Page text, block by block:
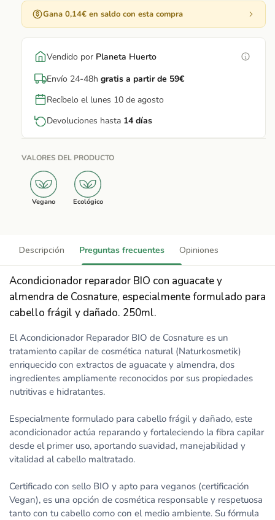
Gana 0,14€ en saldo con esta compra
Vendido por Planeta Huerto
Envío 24-48h gratis a partir de 59€
Recíbelo el lunes 10 de agosto
Devoluciones hasta 14 días
VALORES DEL PRODUCTO
Vegano Ecológico
Descripción Preguntas frecuentes Opiniones
Acondicionador reparador BIO con aguacate y
almendra de Cosnature, especialmente formulado para
cabello frágil y dañado. 250ml.
El Acondicionador Reparador BIO de Cosnature es un
tratamiento capilar de cosmética natural (Naturkosmetik)
enriquecido con extractos de aguacate y almendra, dos
ingredientes ampliamente reconocidos por sus propiedades
nutritivas e hidratantes.
Especialmente formulado para cabello frágil y dañado, este
acondicionador actúa reparando y fortaleciendo la fibra capilar
desde el primer uso, aportando suavidad, manejabilidad y
vitalidad al cabello maltratado.
Certificado con sello BIO y apto para veganos (certificación
Vegan), es una opción de cosmética responsable y respetuosa
tanto con tu cabello como con el medio ambiente. Su fórmula